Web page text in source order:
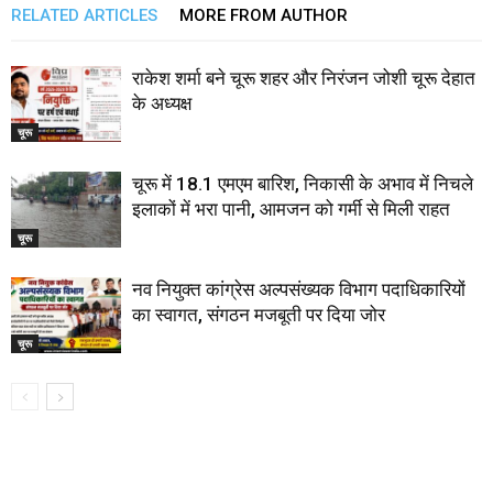
RELATED ARTICLES MORE FROM AUTHOR
चूरू
राकेश शर्मा बने चूरू शहर और निरंजन जोशी चूरू देहात
के अध्यक्ष
चूरू
चूरू में 18.1 एमएम बारिश, निकासी के अभाव में निचले
इलाकों में भरा पानी, आमजन को गर्मी से मिली राहत
चूरू
नव नियुक्त कांग्रेस अल्पसंख्यक विभाग पदाधिकारियों
का स्वागत, संगठन मजबूती पर दिया जोर